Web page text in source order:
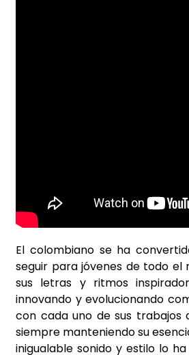
El colombiano se ha
seguir para jóvenes de todo el
sus letras y ritmos
innovando y evolucionando
con cada uno de sus trabajos
siempre manteniendo su
inigualable sonido y estilo lo